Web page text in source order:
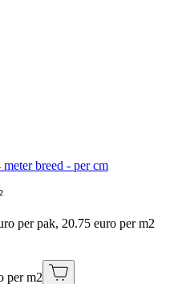
breed - per cm
per pak, 20.75 euro per m2
per m2